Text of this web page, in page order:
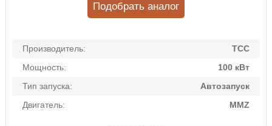
Производитель:
ТСС
Мощность:
100 кВт
Тип запуска:
Автозапуск
Двигатель:
MMZ
Подобрать аналог